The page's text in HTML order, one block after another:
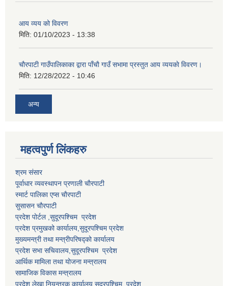
आय व्यय को विवरण
मिति: 01/10/2023 - 13:38
चाैरपाटी गाउँपालिकाका द्वारा पाँचाै गाउँ सभामा प्रस्तुत आय व्ययकाे विवरण।
मिति: 12/28/2022 - 10:46
अन्य
महत्वपुर्ण लि‌ंकहरु
श्रम संसार
पूर्वाधार व्यवस्थापन प्रणाली चाैरपाटी
स्मार्ट पालिका एप्स चाैरपाटी
सुसासन चाैरपाटी
प्रदेश पोर्टल ,सुदूरपश्चिम प्रदेश
प्रदेश प्रमुखको कार्यालय,सुदूरपश्चिमप्रदेश
मुख्यमन्त्री तथा मन्त्रीपरिषद्को कार्यालय
प्रदेश सभा सचिवालय,सुदूरपश्चिम प्रदेश
आर्थिक मामिला तथा योजना मन्त्रालय
सामाजिक विकास मन्त्रालय
प्रदेश लेखा नियन्त्रक कार्यालय, सुदूरपश्चिम प्रदेश